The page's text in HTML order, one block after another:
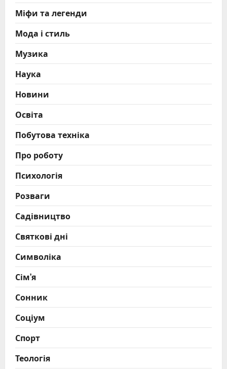
Міфи та легенди
Мода і стиль
Музика
Наука
Новини
Освіта
Побутова техніка
Про роботу
Психологія
Розваги
Садівництво
Святкові дні
Символіка
Сім’я
Сонник
Соціум
Спорт
Теологія